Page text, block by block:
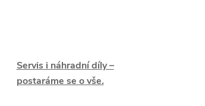
Servis i náhradní díly –
postaráme se o vše.